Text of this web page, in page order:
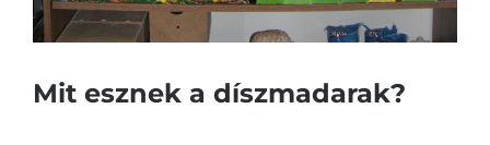
Mit esznek a díszmadarak?